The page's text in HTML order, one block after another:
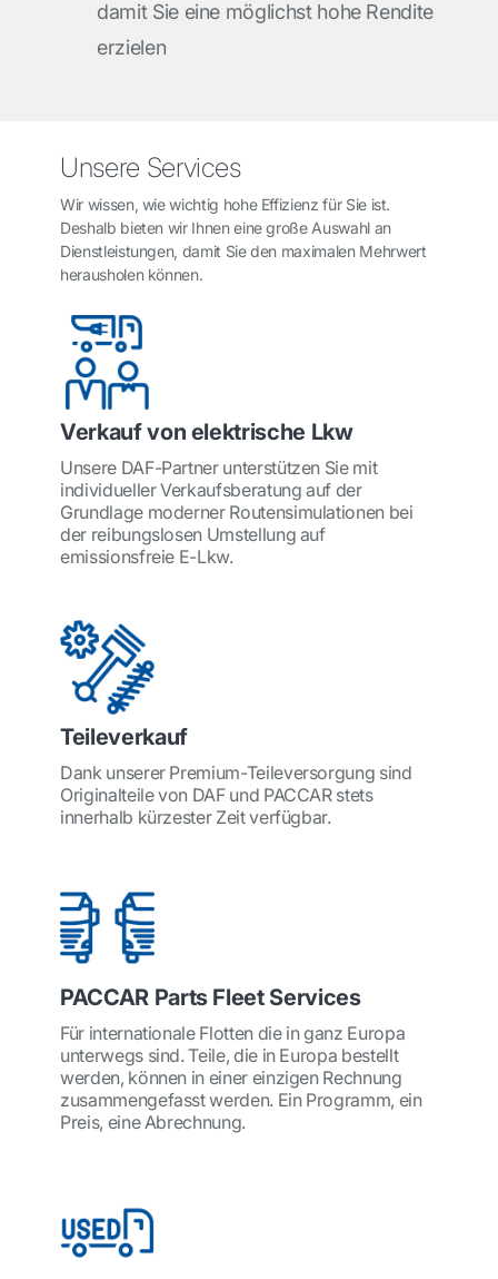
damit Sie eine möglichst hohe Rendite
erzielen
Unsere Services
Wir wissen, wie wichtig hohe Effizienz für Sie ist.
Deshalb bieten wir Ihnen eine große Auswahl an
Dienstleistungen, damit Sie den maximalen Mehrwert
herausholen können.
Verkauf von elektrische Lkw
Unsere DAF-Partner unterstützen Sie mit
individueller Verkaufsberatung auf der
Grundlage moderner Routensimulationen bei
der reibungslosen Umstellung auf
emissionsfreie E-Lkw.
Teileverkauf
Dank unserer Premium-Teileversorgung sind
Originalteile von DAF und PACCAR stets
innerhalb kürzester Zeit verfügbar.
PACCAR Parts Fleet Services
Für internationale Flotten die in ganz Europa
unterwegs sind. Teile, die in Europa bestellt
werden, können in einer einzigen Rechnung
zusammengefasst werden. Ein Programm, ein
Preis, eine Abrechnung.